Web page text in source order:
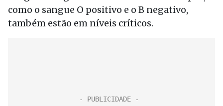
como o sangue O positivo e o B negativo,
também estão em níveis críticos.